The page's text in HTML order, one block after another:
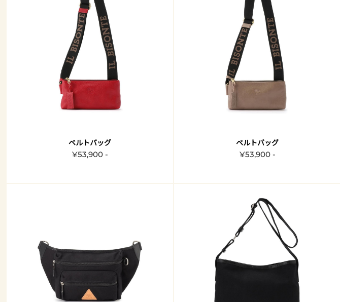
ベルトバッグ
¥53,900 -
ベルトバッグ
¥53,900 -